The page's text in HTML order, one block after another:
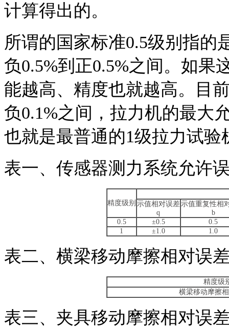
计算得出的。
所谓的国家标准0.5级别指的
负0.5%到正0.5%之间。如果
能越高、精度也就越高。目
负0.1%之间，拉力机的最大
也就是最普通的1级拉力试验
表一、传感器测力系统允许
精度级别 示值相对误差
q
示值重复性相
b
0.5
±0.5
0.5
1
±1.0 1.0
表二、横梁移动摩擦相对误
精度级
横梁移动摩擦
表三、夹具移动摩擦相对误